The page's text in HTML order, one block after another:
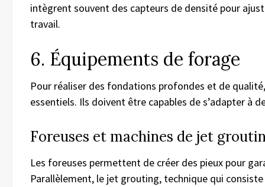
intègrent souvent des capteurs de densité pour
travail.
6. Équipements de forage
Pour réaliser des fondations profondes et de
essentiels. Ils doivent être capables de s’adapter à
Foreuses et machines de jet
Les foreuses permettent de créer des pieux pour
Parallèlement, le jet grouting, technique qui